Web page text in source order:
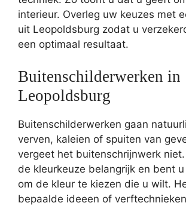
interieur. Overleg uw keuzes met
uit Leopoldsburg zodat u
een optimaal resultaat.
Buitenschilderwerken in
Leopoldsburg
Buitenschilderwerken gaan
verven, kaleien of spuiten van
vergeet het buitenschrijnwerk
de kleurkeuze belangrijk en bent
om de kleur te kiezen die u wilt.
bepaalde ideeen of